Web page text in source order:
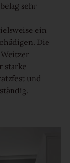
sehr
ein
Die
starke
und